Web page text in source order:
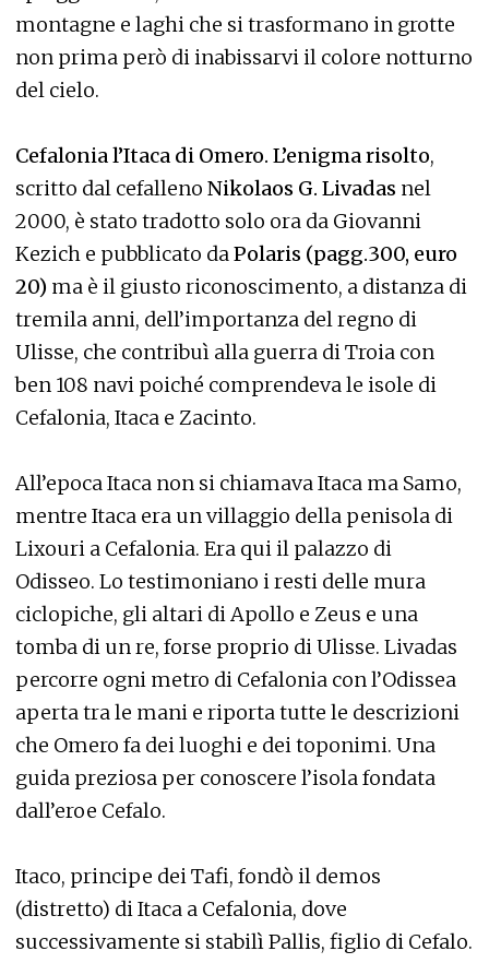
montagne e laghi che si trasformano in grotte
non prima però di inabissarvi il colore notturno
del cielo.
Cefalonia l’Itaca di Omero. L’enigma risolto,
scritto dal cefalleno Nikolaos G. Livadas nel
2000, è stato tradotto solo ora da Giovanni
Kezich e pubblicato daPolaris (pagg.300, euro
20) ma è il giusto riconoscimento, a distanza di
tremila anni, dell’importanza del regno di
Ulisse, che contribuì alla guerra di Troia con
ben 108 navi poiché comprendeva le isole di
Cefalonia, Itaca e Zacinto.
All’epoca Itaca non si chiamava Itaca ma Samo,
mentre Itaca era un villaggio della penisola di
Lixouri a Cefalonia. Era qui il palazzo di
Odisseo. Lo testimoniano i resti delle mura
ciclopiche, gli altari di Apollo e Zeus e una
tomba di un re, forse proprio di Ulisse. Livadas
percorre ogni metro di Cefalonia con l’Odissea
aperta tra le mani e riporta tutte le descrizioni
che Omero fa dei luoghi e dei toponimi. Una
guida preziosa per conoscere l’isola fondata
dall’eroe Cefalo.
Itaco, principe dei Tafi, fondò il demos
(distretto) di Itaca a Cefalonia, dove
successivamente si stabilì Pallis, figlio di Cefalo.